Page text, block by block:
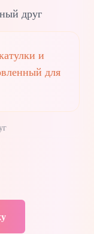
друг
и
для